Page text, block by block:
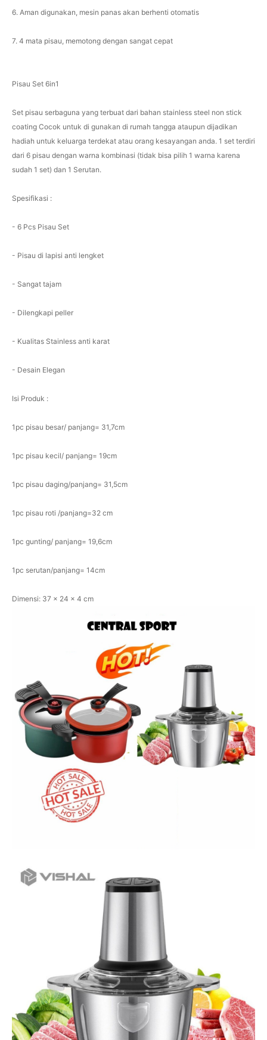
6. Aman digunakan, mesin panas akan berhenti otomatis
7. 4 mata pisau, memotong dengan sangat cepat
Pisau Set 6in1
Set pisau serbaguna yang terbuat dari bahan stainless steel non stick
coating Cocok untuk di gunakan di rumah tangga ataupun dijadikan
hadiah untuk keluarga terdekat atau orang kesayangan anda. 1 set terdiri
dari 6 pisau dengan warna kombinasi (tidak bisa pilih 1 warna karena
sudah 1 set) dan 1 Serutan.
Spesifikasi :
- 6 Pcs Pisau Set
- Pisau di lapisi anti lengket
- Sangat tajam
- Dilengkapi peller
- Kualitas Stainless anti karat
- Desain Elegan
Isi Produk :
1pc pisau besar/ panjang= 31,7cm
1pc pisau kecil/ panjang= 19cm
1pc pisau daging/panjang= 31,5cm
1pc pisau roti /panjang=32 cm
1pc gunting/ panjang= 19,6cm
1pc serutan/panjang= 14cm
Dimensi: 37 x 24 x 4 cm